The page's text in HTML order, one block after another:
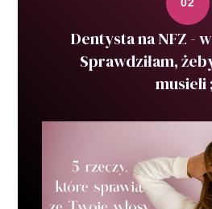
Dentysta na NFZ -
Sprawdziłam,
musieli